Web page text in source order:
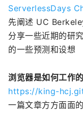
ServerlessDays
先阐述 UC
分享一些近期的研
的一些预测和设想
浏览器是如何工作的
https://king-
一篇文章方方面面